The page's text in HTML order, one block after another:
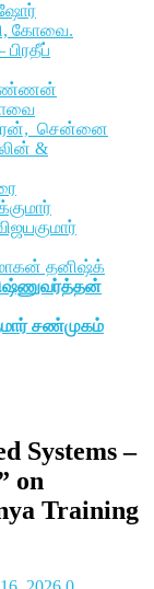
கோவை.
சென்னை
&
மோகன் தனிஷ்க்
சண்முகம்
Systems –
on
Training